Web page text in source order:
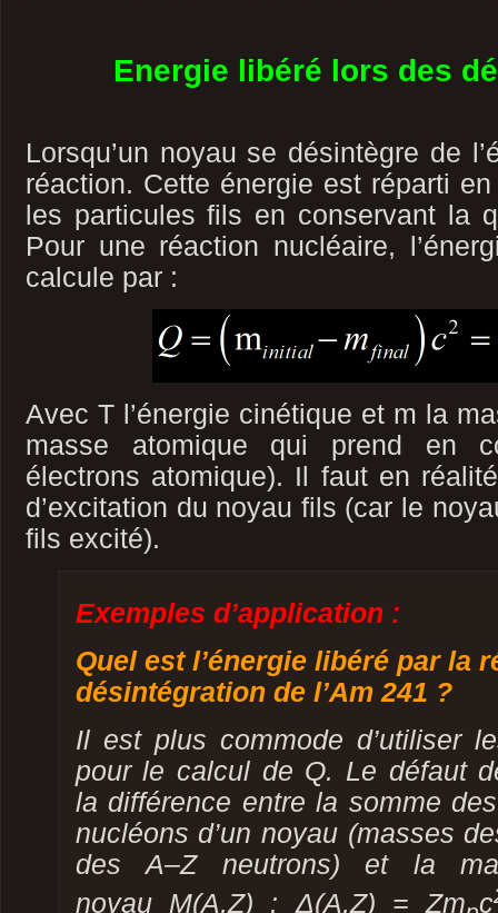
Energie libéré lors des
Lorsqu’un noyau se désintègre de
réaction. Cette énergie est réparti
les particules fils en conservant la
Pour une réaction nucléaire,
calcule par :
Avec T l’énergie cinétique et m la
masse atomique qui prend en
électrons atomique). Il faut en
d’excitation du noyau fils (car le
fils excité).
Exemples d’application :
Quel est l’énergie libéré par la
désintégration de l’Am 241 ?
Il est plus commode d’utiliser
pour le calcul de Q. Le défaut
la différence entre la somme
nucléons d’un noyau (masses
desA–Zneutrons) et la
noyau M(A,Z) : Δ(A,Z) =Zm c